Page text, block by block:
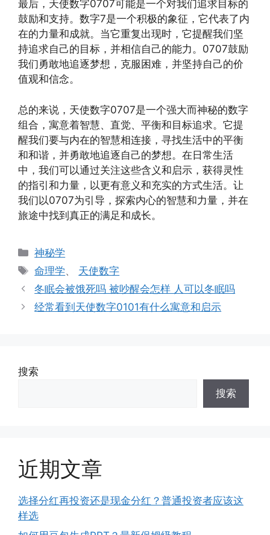
最后，天使数字0707可能是一个对我们追求目标的
鼓励和支持。数字7是一个积极的象征，它代表了内
在的力量和成就。当它重复出现时，它提醒我们坚
持追求自己的目标，并相信自己的能力。0707鼓励
我们勇敢地追逐梦想，克服困难，并坚持自己的价
值观和信念。
总的来说，天使数字0707是一个强大而神秘的数字
组合，寓意着智慧、直觉、平衡和目标追求。它提
醒我们要与内在的智慧相连接，寻找生活中的平衡
和和谐，并勇敢地追逐自己的梦想。在日常生活
中，我们可以通过关注这些含义和启示，获得灵性
的指引和力量，以更有意义和充实的方式生活。让
我们以0707为引导，探索内心的智慧和力量，并在
旅途中找到真正的满足和成长。
分
类
神秘学
标
签
命理学、 天使数字
冬眠会被饿死吗 被吵醒会怎样 人可以冬眠吗
经常看到天使数字0101有什么寓意和启示
搜索
搜索
近期文章
选择分红再投资还是现金分红？普通投资者应该这
样选